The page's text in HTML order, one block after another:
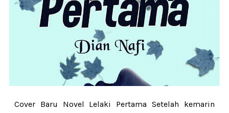
Cover Baru Novel Lelaki Pertama Setelah kemarin